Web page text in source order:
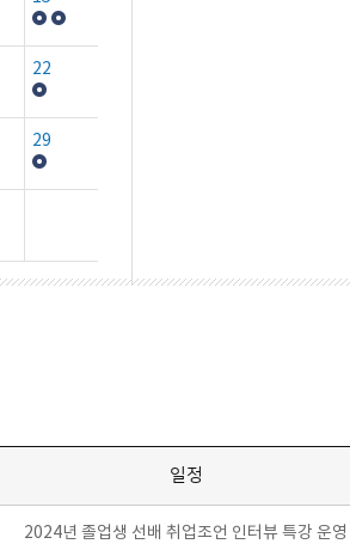
22
29
일정
2024년 졸업생 선배 취업조언 인터뷰 특강 운영